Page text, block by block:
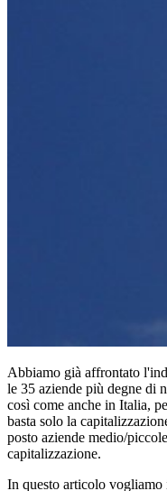
Abbiamo già affrontato
le 35 aziende più degne di
così come anche in Italia,
basta solo la
posto aziende medio/
capitalizzazione.
In questo articolo vogliamo